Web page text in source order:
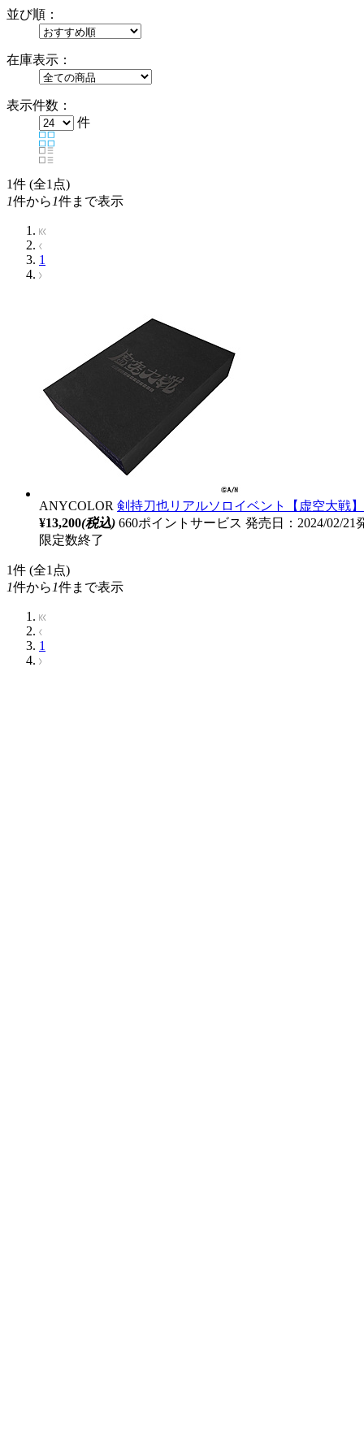
並び順：
在庫表示：
表示件数：
件
1件 (全1点)
1件から 1件まで表示
1
ANYCOLOR 剣持刀也リアルソロイベント【虚空大戦
¥13,200(税込) 660ポイントサービス 発売日：2024/02/21
限定数終了
1件 (全1点)
1件から 1件まで表示
1